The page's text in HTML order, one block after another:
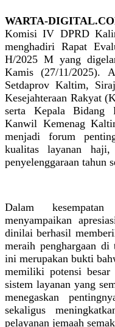
WARTA-
Komisi IV DPRD
menghadiri Rapat
H/2025 M yang
Kamis (27/11/2025).
Setdaprov Kaltim,
Kesejahteraan Rakyat
serta Kepala Bidang
Kanwil Kemenag
menjadi forum
kualitas layanan haji,
penyelenggaraan tahun
Dalam
menyampaikan
dinilai berhasil
meraih penghargaan
ini merupakan bukti
memiliki potensi besar
sistem layanan yang
menegaskan
sekaligus
pelayanan jemaah